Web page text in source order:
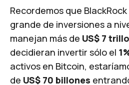
Recordemos que
grande de inversiones a
manejan más de US$ 7
decidieran invertir sólo el
activos en Bitcoin,
de US$ 70 billones